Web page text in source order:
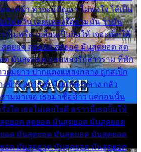
องหน้า ท่าจะมีปัญหา ไม่พอใจ ได้เป็น
ไม่หวั่น เลยแหลงใต้ถามมัน ว่ามัน
ไม่พรื่อ เปลี่ยนเป็นยิ้มให้ เจอะเด็กใต้
สุดยอด สุดยอด สุดยอด มันสุดยอด สุด
ด มันสุดยอด แอบหลงรักสาวราม ที่พัก
วผมยาว ปากแดงแหลงกลาง ถูกสเป็ก
งข้าง อยากเข้าไปแหลงกลาง กลัว
ามมาเจอ เธอมาซื้อข้าว แต่ก่อนนั้น
งใด เธอไม่เคยไยดี คราวนี้เธอยิ้มให้
ดยอด สุดยอด มันสุดยอด มันสุดยอด
อด มันสุดยอด มันสุดยอด มันสุดยอด
อด มันสุดยอด มันสุดยอด มันสุดยอด